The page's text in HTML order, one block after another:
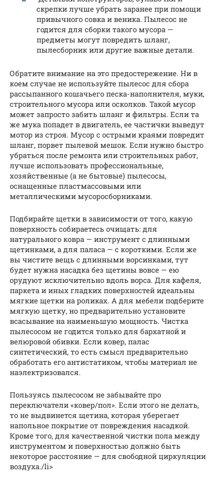
скрепки лучше убрать заранее при помощи
привычного совка и веника. Пылесос не
годится для сборки такого мусора —
предметы могут повредить шланг,
пылесборник или другие важные детали.
Обратите внимание на это предостережение. Ни в
коем случае не используйте пылесос для сбора
рассыпанного кошачьего песка-наполнителя, муки,
строительного мусора или осколков. Такой мусор
может запросто забить шланг и фильтры. Если та
же мука попадет в двигатель, ее частички выведут
мотор из строя. Мусор с острыми краями повредит
шланг, порвет пылевой мешок. Если нужно быстро
убраться после ремонта или строительных работ,
лучше использовать профессиональные,
хозяйственные (а не бытовые) пылесосы,
оснащенные пластмассовыми или
металлическими мусоросборниками.
Подбирайте щетки в зависимости от того, какую
поверхность собираетесь очищать: для
натурального ковра — инструмент с длинными
щетинками, а для паласа — с короткими. Если же
вы чистите вещь с длинными ворсинками, тут
будет нужна насадка без щетины вовсе — ею
орудуют исключительно вдоль ворса. Для кафеля,
паркета и иных гладких поверхностей идеальны
мягкие щетки на роликах. А для мебели подберите
мягкую щетку, но предварительно установите
всасывание на наименьшую мощность. Чистка
пылесосом не годится только для бархатной и
велюровой обивки. Если ковер, палас
синтетический, то есть смысл предварительно
обработать его антистатиком, чтобы материал не
наэлектризовался.
Пользуясь пылесосом не забывайте про
переключатели «ковер/пол». Если этого не делать,
то не выдвинется щетина, которая уберегает
напольное покрытие от повреждения насадкой.
Кроме того, для качественной чистки пола между
инструментом и поверхностью должно быть
некоторое расстояние — для свободной циркуляции
воздуха./li>